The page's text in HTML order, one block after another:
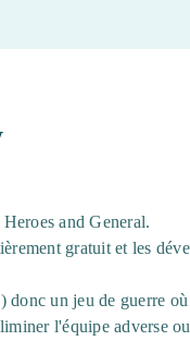
and General.
gratuit et les
un jeu de guerre
l'équipe adverse